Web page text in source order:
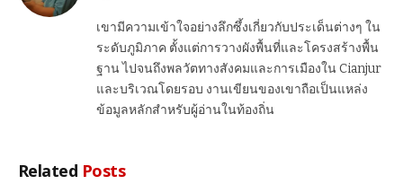
เขามีความเข้าใจอย่างลึกซึ้งเกี่ยวกับประเด็นต่างๆ ใน
ระดับภูมิภาค ตั้งแต่การวางผังพื้นที่และโครงสร้างพื้น
ฐาน ไปจนถึงพลวัตทางสังคมและการเมืองใน Cianjur
และบริเวณโดยรอบ งานเขียนของเขาถือเป็นแหล่ง
ข้อมูลหลักสำหรับผู้อ่านในท้องถิ่น
Related Posts